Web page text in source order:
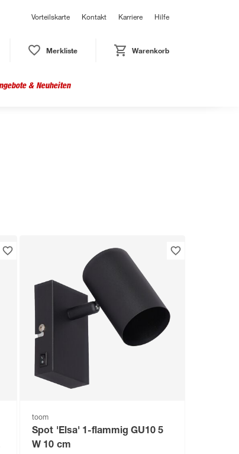
Vorteilskarte Kontakt Karriere Hilfe
Merkliste Warenkorb
& Neuheiten
toom
Spot 'Elsa' 1-flammig GU10 5
W 10 cm